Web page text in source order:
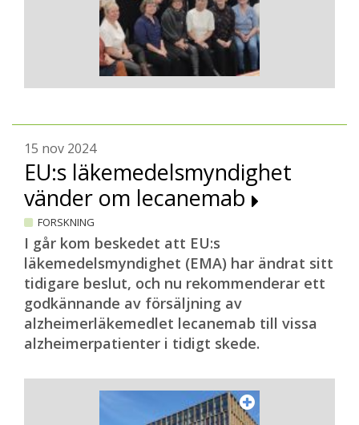
15 nov 2024
EU:s läkemedelsmyndighet
vänder om lecanemab
FORSKNING
I går kom beskedet att EU:s
läkemedelsmyndighet (EMA) har ändrat sitt
tidigare beslut, och nu rekommenderar ett
godkännande av försäljning av
alzheimerläkemedlet lecanemab till vissa
alzheimerpatienter i tidigt skede.